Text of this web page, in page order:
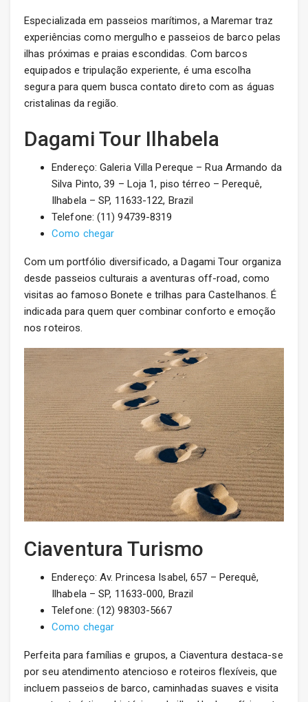
Especializada em passeios marítimos, a Maremar traz
experiências como mergulho e passeios de barco pelas
ilhas próximas e praias escondidas. Com barcos
equipados e tripulação experiente, é uma escolha
segura para quem busca contato direto com as águas
cristalinas da região.
Dagami Tour Ilhabela
Endereço: Galeria Villa Pereque – Rua Armando da
Silva Pinto, 39 – Loja 1, piso térreo – Perequê,
Ilhabela – SP, 11633-122, Brazil
Telefone: (11) 94739-8319
Como chegar
Com um portfólio diversificado, a Dagami Tour organiza
desde passeios culturais a aventuras off-road, como
visitas ao famoso Bonete e trilhas para Castelhanos. É
indicada para quem quer combinar conforto e emoção
nos roteiros.
Ciaventura Turismo
Endereço: Av. Princesa Isabel, 657 – Perequê,
Ilhabela – SP, 11633-000, Brazil
Telefone: (12) 98303-5667
Como chegar
Perfeita para famílias e grupos, a Ciaventura destaca-se
por seu atendimento atencioso e roteiros flexíveis, que
incluem passeios de barco, caminhadas suaves e visita